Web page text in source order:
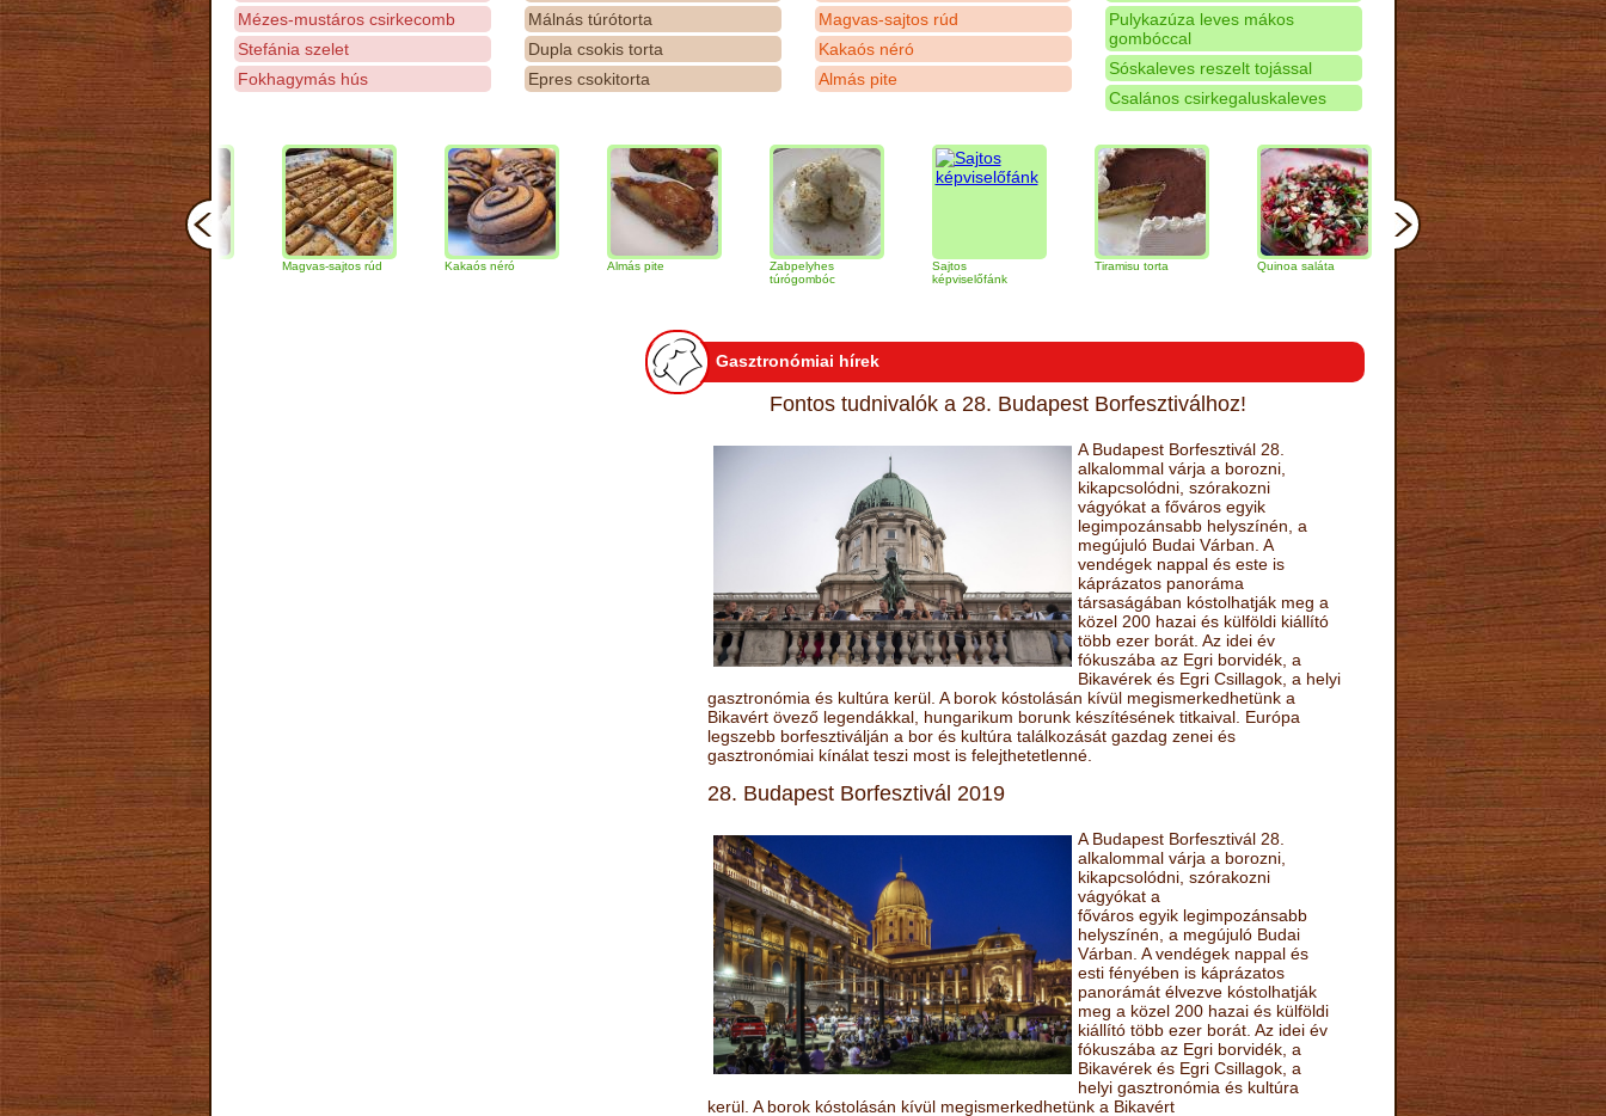
Mézes-mustáros csirkecomb
Stefánia szelet
Fokhagymás hús
Málnás túrótorta
Dupla csokis torta
Epres csokitorta
Magvas-sajtos rúd
Kakaós néró
Almás pite
Pulykazúza leves mákos
gombóccal
Sóskaleves reszelt tojással
Csalános csirkegaluskaleves
Csokoládés-diós
szendvics
Magvas-sajtos rúd Kakaós néró Almás pite
Zabpelyhes
túrógombóc
képviselőfánk
Tiramisu torta Quinoa saláta Mandulás kifli
narancs
Gasztronómiai hírek
Fontos tudnivalók a 28. Budapest Borfesztiválhoz!
A Budapest Borfesztivál 28.
alkalommal várja a borozni,
kikapcsolódni, szórakozni
vágyókat a főváros egyik
legimpozánsabb helyszínén, a
megújuló Budai Várban. A
vendégek nappal és este is
káprázatos panoráma
társaságában kóstolhatják meg a
közel 200 hazai és külföldi kiállító
több ezer borát. Az idei év
fókuszába az Egri borvidék, a
Bikavérek és Egri Csillagok, a helyi
gasztronómia és kultúra kerül. A borok kóstolásán kívül megismerkedhetünk a
Bikavért övező legendákkal, hungarikum borunk készítésének titkaival. Európa
legszebb borfesztiválján a bor és kultúra találkozását gazdag zenei és
gasztronómiai kínálat teszi most is felejthetetlenné.
28. Budapest Borfesztivál 2019
A Budapest Borfesztivál 28.
alkalommal várja a borozni,
kikapcsolódni, szórakozni
vágyókat a
főváros egyik legimpozánsabb
helyszínén, a megújuló Budai
Várban. A vendégek nappal és
esti fényében is káprázatos
panorámát élvezve kóstolhatják
meg a közel 200 hazai és külföldi
kiállító több ezer borát. Az idei év
fókuszába az Egri borvidék, a
Bikavérek és Egri Csillagok, a
helyi gasztronómia és kultúra
kerül. A borok kóstolásán kívül megismerkedhetünk a Bikavért